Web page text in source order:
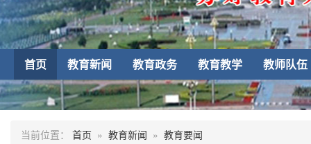
首页 教育新闻 教育政务 教育教学 教师队伍
当前位置： 首页 » 教育新闻 » 教育要闻